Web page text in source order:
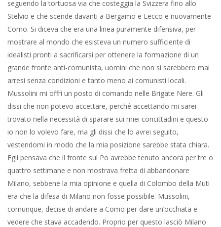
seguendo la tortuosa via che costeggia la Svizzera fino allo
Stelvio e che scende davanti a Bergamo e Lecco e nuovamente
Como. Si diceva che era una linea puramente difensiva, per
mostrare al mondo che esisteva un numero sufficiente di
idealisti pronti a sacrificarsi per ottenere la formazione di un
grande fronte anti-comunista, uomini che non si sarebbero mai
arresi senza condizioni e tanto meno ai comunisti locali.
Mussolini mi offrì un posto di comando nelle Brigate Nere. Gli
dissi che non potevo accettare, perché accettando mi sarei
trovato nella necessità di sparare sui miei concittadini e questo
io non lo volevo fare, ma gli dissi che lo avrei seguito,
vestendomi in modo che la mia posizione sarebbe stata chiara.
Egli pensava che il fronte sul Po avrebbe tenuto ancora per tre o
quattro settimane e non mostrava fretta di abbandonare
Milano, sebbene la mia opinione e quella di Colombo della Muti
era che la difesa di Milano non fosse possibile. Mussolini,
comunque, decise di andare a Como per dare un’occhiata e
vedere che stava accadendo. Proprio per questo lasciò Milano